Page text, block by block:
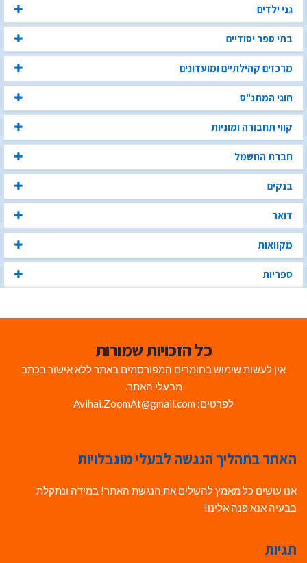
גני ילדים
בתי ספר יסודיים
מרכזים קהילתיים ומועדונים
חוגי המתנ"ס
קווי תחבורה ומוניות
חברת החשמל
בנקים
דואר
מקוואות
ספריות
כל הזכויות שמורות
אין לעשות שימוש בחומרים המפורסמים באתר ללא אישור בכתב
מבעלי האתר.
לפרטים: Avihai.ZoomAt@gmail.com
האתר בתהליך הנגשה לבעלי מוגבלויות
אנו עושים כל מאמץ להשלים את הנגשת האתר! במידה ונתקלת
בבעיה אנא פנה אלינו!
תגיות